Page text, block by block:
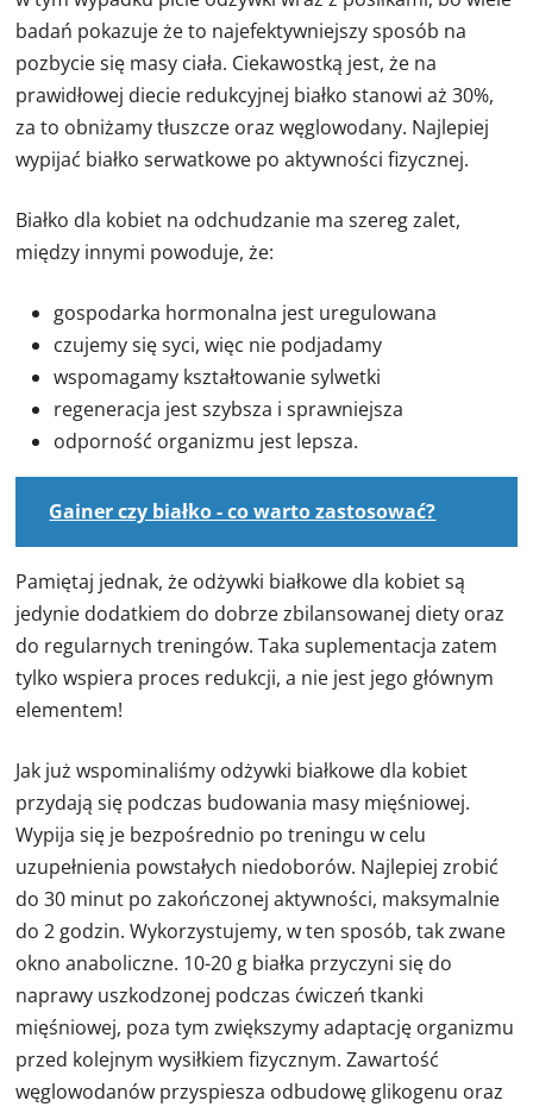
badań pokazuje że to najefektywniejszy sposób na
pozbycie się masy ciała. Ciekawostką jest, że na
prawidłowej diecie redukcyjnej białko stanowi aż 30%,
za to obniżamy tłuszcze oraz węglowodany. Najlepiej
wypijać białko serwatkowe po aktywności fizycznej.
Białko dla kobiet na odchudzanie ma szereg zalet,
między innymi powoduje, że:
gospodarka hormonalna jest uregulowana
czujemy się syci, więc nie podjadamy
wspomagamy kształtowanie sylwetki
regeneracja jest szybsza i sprawniejsza
odporność organizmu jest lepsza.
Gainer czy białko - co warto zastosować?
Pamiętaj jednak, że odżywki białkowe dla kobiet są
jedynie dodatkiem do dobrze zbilansowanej diety oraz
do regularnych treningów. Taka suplementacja zatem
tylko wspiera proces redukcji, a nie jest jego głównym
elementem!
Jak już wspominaliśmy odżywki białkowe dla kobiet
przydają się podczas budowania masy mięśniowej.
Wypija się je bezpośrednio po treningu w celu
uzupełnienia powstałych niedoborów. Najlepiej zrobić
do 30 minut po zakończonej aktywności, maksymalnie
do 2 godzin. Wykorzystujemy, w ten sposób, tak zwane
okno anaboliczne. 10-20 g białka przyczyni się do
naprawy uszkodzonej podczas ćwiczeń tkanki
mięśniowej, poza tym zwiększymy adaptację organizmu
przed kolejnym wysiłkiem fizycznym. Zawartość
węglowodanów przyspiesza odbudowę glikogenu oraz